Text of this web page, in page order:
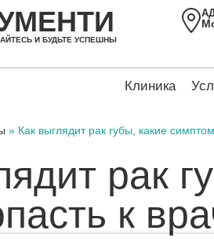
И БУДЬТЕ УСПЕШНЫ
Клиника
» Как выглядит рак губы, какие
рак
к